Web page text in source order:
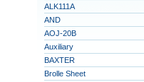
ALK111A
AND
AOJ-20B
Auxiliary
BAXTER
Brolle Sheet